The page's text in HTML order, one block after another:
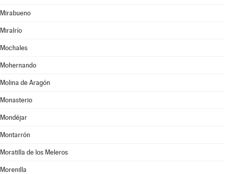
Mirabueno
Miralrío
Mochales
Mohernando
Molina de Aragón
Monasterio
Mondéjar
Montarrón
Moratilla de los Meleros
Morenilla